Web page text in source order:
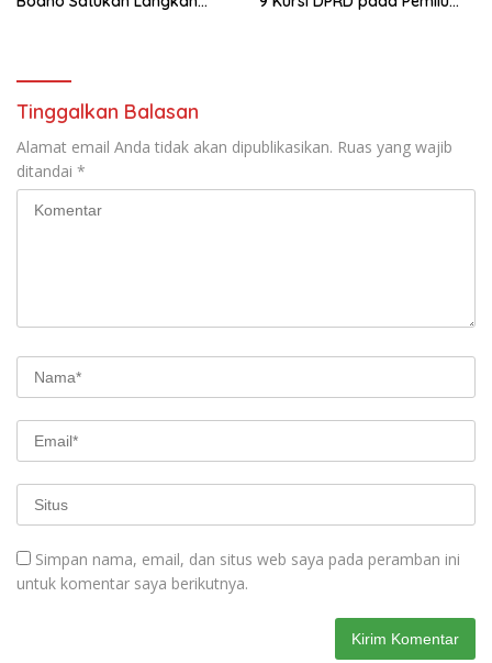
Tinggalkan Balasan
Alamat email Anda tidak akan dipublikasikan. Ruas yang wajib
ditandai *
Simpan nama, email, dan situs web saya pada peramban ini
untuk komentar saya berikutnya.